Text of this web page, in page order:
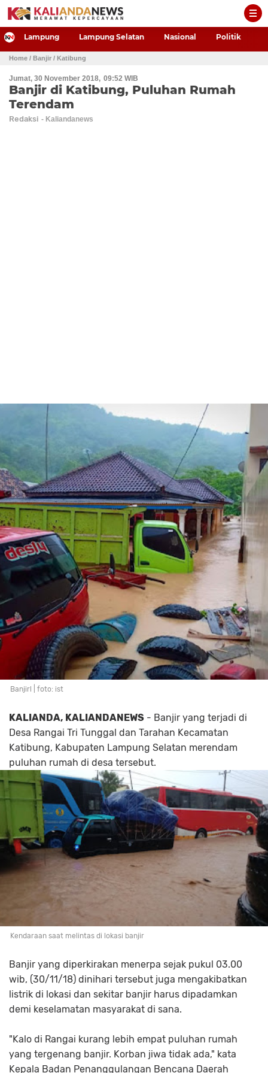
-->
Lampung Lampung Selatan Nasional Politik
Home / Banjir / Katibung
Jumat, 30 November 2018 09:52 WIB
Banjir di Katibung, Puluhan Rumah
Terendam
Redaksi
Banjirl | foto: ist
KALIANDA, KALIANDANEWS - Banjir yang terjadi di
Desa Rangai Tri Tunggal dan Tarahan Kecamatan
Katibung, Kabupaten Lampung Selatan merendam
puluhan rumah di desa tersebut.
Kendaraan saat melintas di lokasi banjir
Banjir yang diperkirakan menerpa sejak pukul 03.00
wib, (30/11/18) dinihari tersebut juga mengakibatkan
listrik di lokasi dan sekitar banjir harus dipadamkan
demi keselamatan masyarakat di sana.
"Kalo di Rangai kurang lebih empat puluhan rumah
yang tergenang banjir. Korban jiwa tidak ada," kata
Kepala Badan Penanggulangan Bencana Daerah